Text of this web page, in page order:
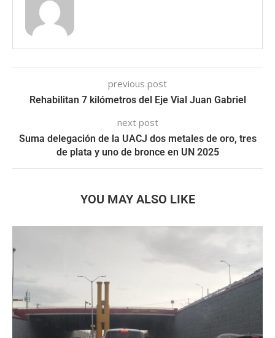
previous post
Rehabilitan 7 kilómetros del Eje Vial Juan Gabriel
next post
Suma delegación de la UACJ dos metales de oro, tres
de plata y uno de bronce en UN 2025
YOU MAY ALSO LIKE